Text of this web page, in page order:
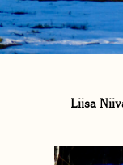
Liisa